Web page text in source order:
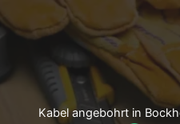
Inhalt
Kabel angebohrt in